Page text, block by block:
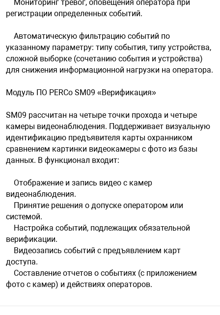
Мониторинг тревог, оповещения оператора при
регистрации определенных событий.
Автоматическую фильтрацию событий по
указанному параметру: типу события, типу устройства,
сложной выборке (сочетанию события и устройства)
для снижения информационной нагрузки на оператора.
Модуль ПО PERCo SM09 «Верификация»
SM09 рассчитан на четыре точки прохода и четыре
камеры видеонаблюдения. Поддерживает визуальную
идентификацию предъявителя карты охранником
сравнением картинки видеокамеры с фото из базы
данных. В функционал входит:
Отображение и запись видео с камер
видеонаблюдения.
Принятие решения о допуске оператором или
системой.
Настройка событий, подлежащих обязательной
верификации.
Видеозапись событий с предъявлением карт
доступа.
Составление отчетов о событиях (с приложением
фото с камер) и действиях операторов.